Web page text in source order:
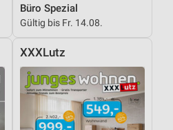
Büro Spezial
Gültig bis Fr. 14.08.
XXXLutz